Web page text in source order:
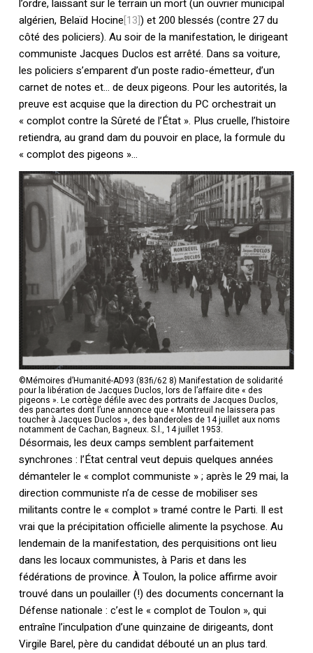
l’ordre, laissant sur le terrain un mort (un ouvrier municipal
algérien, Belaïd Hocine[13]) et 200 blessés (contre 27 du
côté des policiers). Au soir de la manifestation, le dirigeant
communiste Jacques Duclos est arrêté. Dans sa voiture,
les policiers s’emparent d’un poste radio-émetteur, d’un
carnet de notes et… de deux pigeons. Pour les autorités, la
preuve est acquise que la direction du PC orchestrait un
« complot contre la Sûreté de l’État ». Plus cruelle, l’histoire
retiendra, au grand dam du pouvoir en place, la formule du
« complot des pigeons »…
©Mémoires d’Humanité-AD93 (83fi/62 8) Manifestation de solidarité
pour la libération de Jacques Duclos, lors de l’affaire dite « des
pigeons ». Le cortège défile avec des portraits de Jacques Duclos,
des pancartes dont l’une annonce que « Montreuil ne laissera pas
toucher à Jacques Duclos », des banderoles de 14 juillet aux noms
notamment de Cachan, Bagneux. S.l., 14 juillet 1953.
Désormais, les deux camps semblent parfaitement
synchrones : l’État central veut depuis quelques années
démanteler le « complot communiste » ; après le 29 mai, la
direction communiste n’a de cesse de mobiliser ses
militants contre le « complot » tramé contre le Parti. Il est
vrai que la précipitation officielle alimente la psychose. Au
lendemain de la manifestation, des perquisitions ont lieu
dans les locaux communistes, à Paris et dans les
fédérations de province. À Toulon, la police affirme avoir
trouvé dans un poulailler (!) des documents concernant la
Défense nationale : c’est le « complot de Toulon », qui
entraîne l’inculpation d’une quinzaine de dirigeants, dont
Virgile Barel, père du candidat débouté un an plus tard.